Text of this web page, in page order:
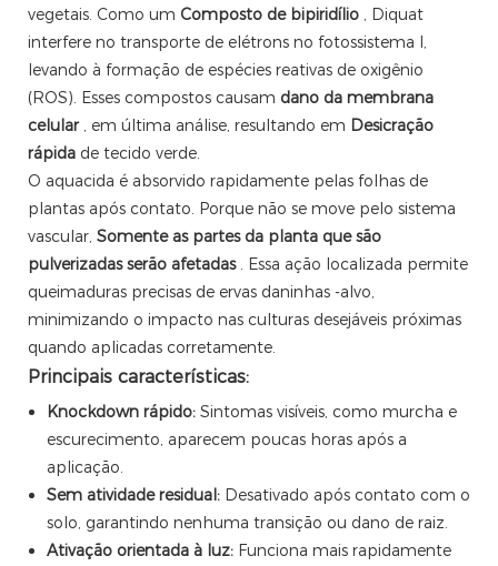
vegetais. Como um Composto de bipiridílio , Diquat
interfere no transporte de elétrons no fotossistema I,
levando à formação de espécies reativas de oxigênio
(ROS). Esses compostos causam dano da membrana
celular , em última análise, resultando em Desicração
rápida de tecido verde.
O aquacida é absorvido rapidamente pelas folhas de
plantas após contato. Porque não se move pelo sistema
vascular, Somente as partes da planta que são
pulverizadas serão afetadas . Essa ação localizada permite
queimaduras precisas de ervas daninhas -alvo,
minimizando o impacto nas culturas desejáveis ​​próximas
quando aplicadas corretamente.
Principais características:
Knockdown rápido: Sintomas visíveis, como murcha e
escurecimento, aparecem poucas horas após a
aplicação.
Sem atividade residual: Desativado após contato com o
solo, garantindo nenhuma transição ou dano de raiz.
Ativação orientada à luz: Funciona mais rapidamente